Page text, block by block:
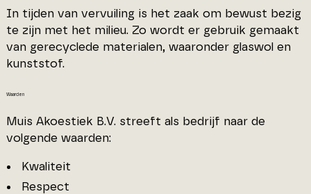
In tijden van vervuiling is het zaak om bewust bezig
te zijn met het milieu. Zo wordt er gebruik gemaakt
van gerecyclede materialen, waaronder glaswol en
kunststof.
Waarden
Muis Akoestiek B.V. streeft als bedrijf naar de
volgende waarden:
Kwaliteit
Respect